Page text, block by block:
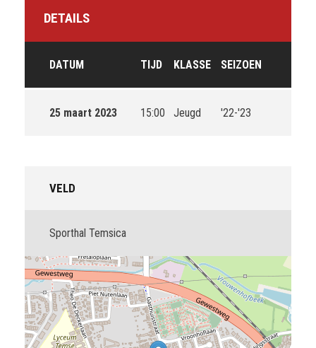
DETAILS
DATUM TIJD KLASSE SEIZOEN
25 maart 2023 15:00 Jeugd '22-'23
VELD
Sporthal Temsica